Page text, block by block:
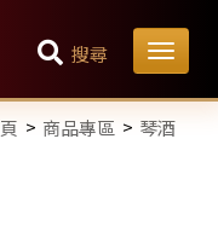
搜尋
商品專區 琴酒